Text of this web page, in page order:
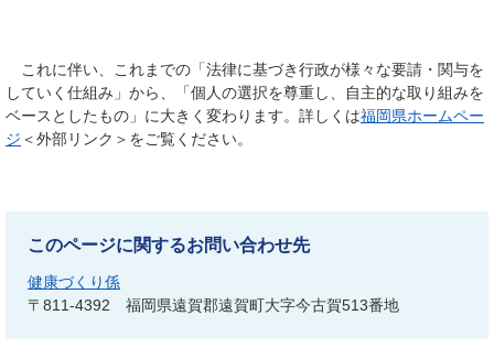
これに伴い、これまでの「法律に基づき行政が様々な要請・関与を
していく仕組み」から、「個人の選択を尊重し、自主的な取り組みを
ベースとしたもの」に大きく変わります。詳しくは福岡県ホームペー
ジ ＜外部リンク＞ をご覧ください。
このページに関するお問い合わせ先
健康づくり係
〒811-4392
福岡県遠賀郡遠賀町大字今古賀513番地